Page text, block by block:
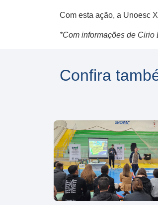
Com esta ação, a Unoesc
*Com informações de Cirio
Confira